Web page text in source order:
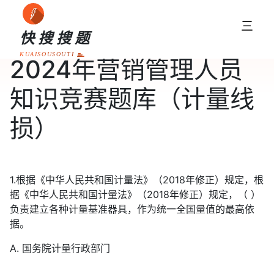
快搜搜题
KUAISOUSOUTI
三
2024年营销管理人员
知识竞赛题库（计量线
损）
1.根据《中华人民共和国计量法》（2018年修正）规定，根
据《中华人民共和国计量法》（2018年修正）规定，（ ）
负责建立各种计量基准器具，作为统一全国量值的最高依
据。
A. 国务院计量行政部门